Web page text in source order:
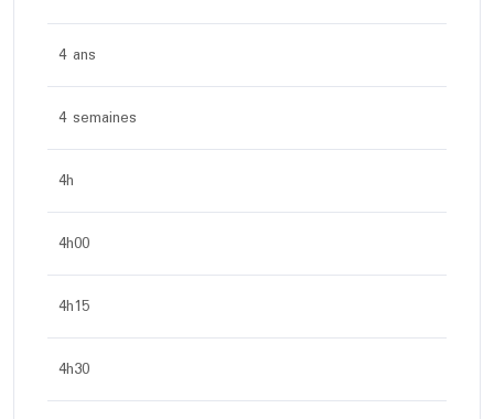
4 ans
4 semaines
4h
4h00
4h15
4h30